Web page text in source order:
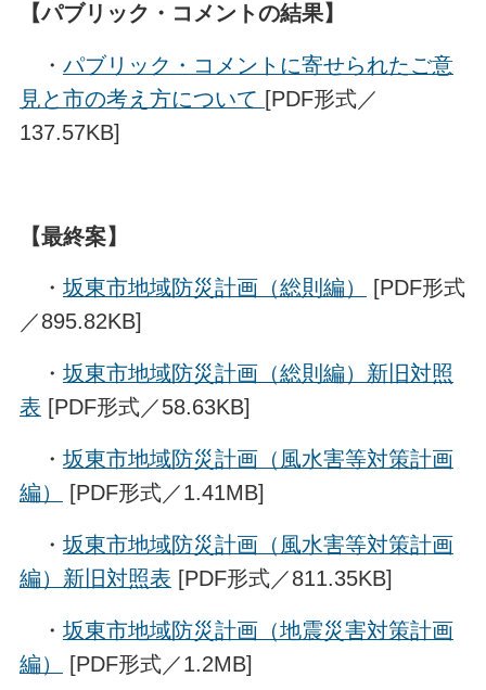
【パブリック・コメントの結果】
・ パブリック・コメントに寄せられたご意
見と市の考え方について [PDF形式／
137.57KB]
【最終案】
・ 坂東市地域防災計画（総則編）
[PDF形式
／895.82KB]
・ 坂東市地域防災計画（総則編）新旧対照
表 [PDF形式／58.63KB]
・ 坂東市地域防災計画（風水害等対策計画
編）
[PDF形式／1.41MB]
・ 坂東市地域防災計画（風水害等対策計画
編）新旧対照表 [PDF形式／811.35KB]
・ 坂東市地域防災計画（地震災害対策計画
編）
[PDF形式／1.2MB]